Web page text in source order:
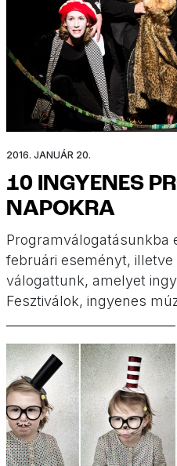
2016. JANUÁR 20.
10 INGYENES
NAPOKRA
Programválogatásunkba
februári eseményt,
válogattunk, amelyet
Fesztiválok, ingyenes
pénztárcakímélő ötletek
hamarosan érkeznek a